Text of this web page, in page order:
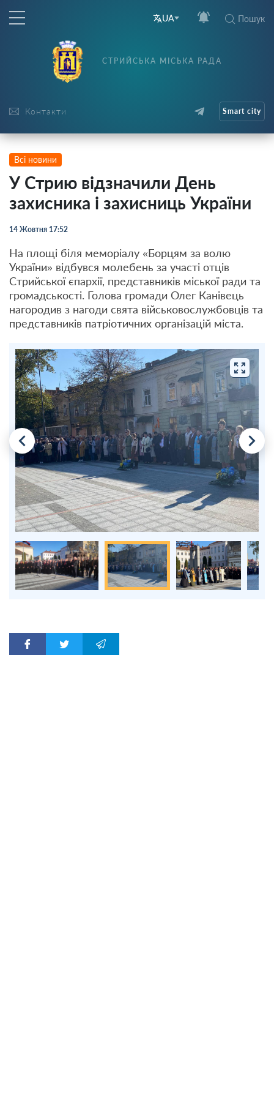
UA Пошук
Контакти
СТРИЙСЬКА МІСЬКА РАДА
Smart city
Всі новини
У Стрию відзначили День
захисника і захисниць України
14 Жовтня 17:52
На площі біля меморіалу «Борцям за волю
України» відбувся молебень за участі отців
Стрийської єпархії, представників міської ради та
громадськості. Голова громади Олег Канівець
нагородив з нагоди свята військовослужбовців та
представників патріотичних організацій міста.